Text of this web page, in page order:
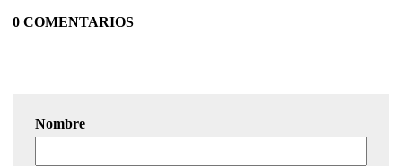
0 COMENTARIOS
Nombre